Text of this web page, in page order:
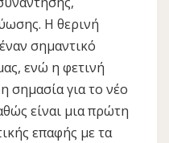
Η θερινή
σημαντικό
ενώ η φετινή
σημασία για το νέο
είναι μια πρώτη
επαφής με τα